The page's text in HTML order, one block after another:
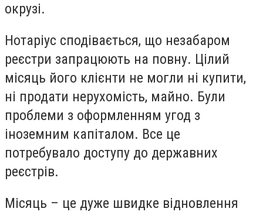
окрузі.
Нотаріус сподівається, що незабаром
реєстри запрацюють на повну. Цілий
місяць його клієнти не могли ні купити,
ні продати нерухомість, майно. Були
проблеми з оформленням угод з
іноземним капіталом. Все це
потребувало доступу до державних
реєстрів.
Місяць – це дуже швидке відновлення